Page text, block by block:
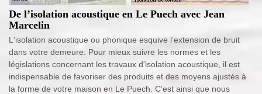
De l’isolation acoustique en Le Puech avec Jean
Marcelin
L'isolation acoustique ou phonique esquive l’extension de bruit
dans votre demeure. Pour mieux suivre les normes et les
législations concernant les travaux d'isolation acoustique, il est
indispensable de favoriser des produits et des moyens ajustés à
la forme de votre maison en Le Puech. C'est ainsi que nous